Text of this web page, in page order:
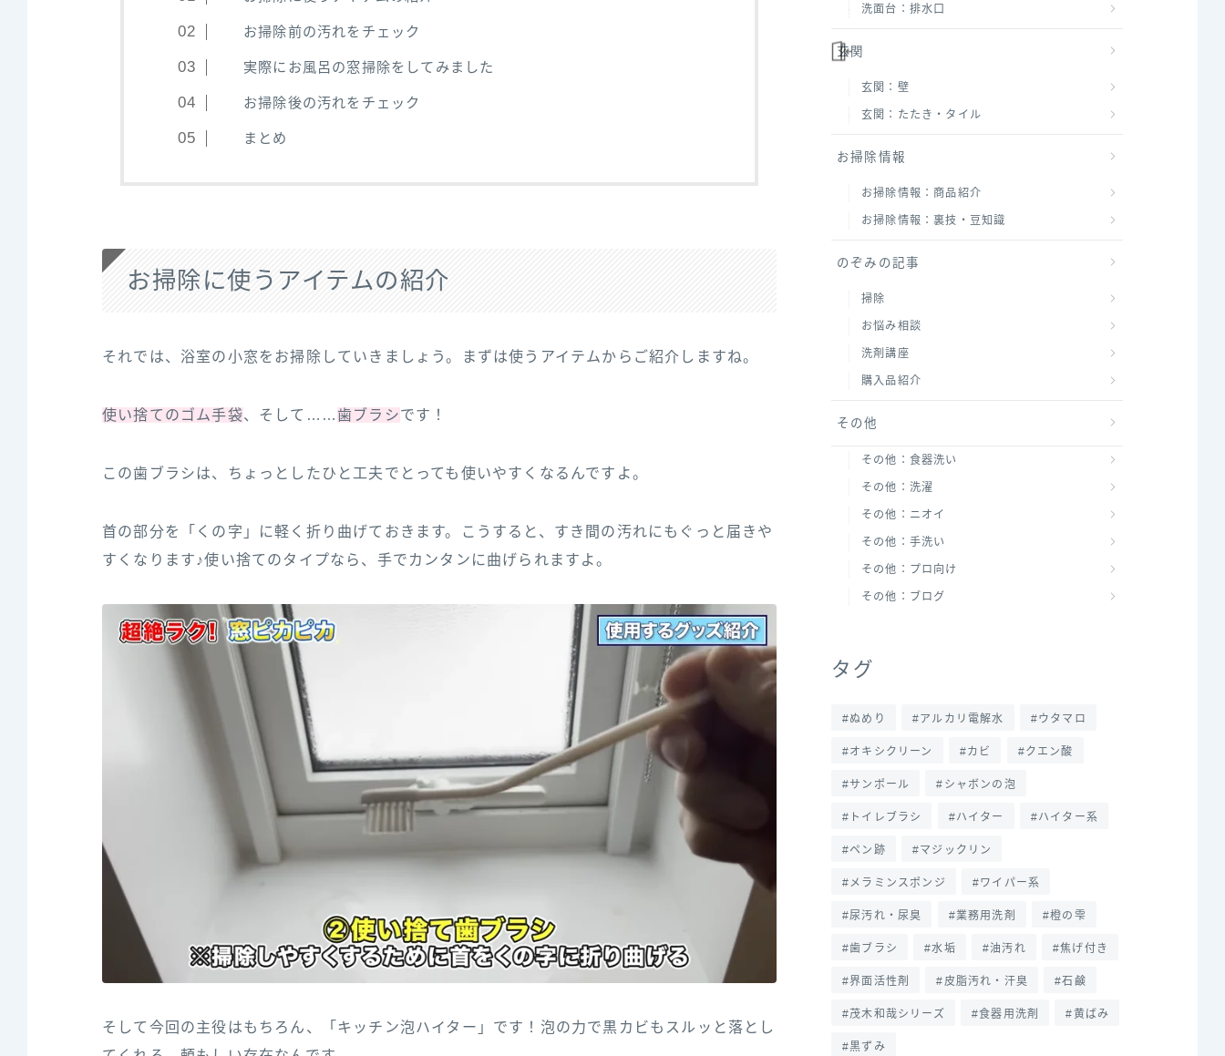
お掃除前の汚れをチェック
実際にお風呂の窓掃除をしてみました
お掃除後の汚れをチェック
まとめ
お掃除に使うアイテムの紹介
それでは、浴室の小窓をお掃除していきましょう。まずは使うアイテムからご紹介しますね。
使い捨てのゴム手袋、そして……歯ブラシです！
この歯ブラシは、ちょっとしたひと工夫でとっても使いやすくなるんですよ。
首の部分を「くの字」に軽く折り曲げておきます。こうすると、すき間の汚れにもぐっと届きや
すくなります♪使い捨てのタイプなら、手でカンタンに曲げられますよ。
そして今回の主役はもちろん、「キッチン泡ハイター」です！泡の力で黒カビもスルッと落とし
洗面台：排水口
玄関
玄関：壁
玄関：たたき・タイル
お掃除情報
お掃除情報：商品紹介
お掃除情報：裏技・豆知識
のぞみの記事
掃除
お悩み相談
洗剤講座
購入品紹介
その他
その他：食器洗い
その他：洗濯
その他：ニオイ
その他：手洗い
その他：プロ向け
その他：ブログ
タグ
ぬめり アルカリ電解水 ウタマロ
オキシクリーン カビ クエン酸
サンポール シャボンの泡
トイレブラシ ハイター ハイター系
ペン跡 マジックリン
メラミンスポンジ ワイパー系
尿汚れ・尿臭 業務用洗剤 橙の雫
歯ブラシ 水垢 油汚れ 焦げ付き
界面活性剤 皮脂汚れ・汗臭 石鹸
茂木和哉シリーズ 食器用洗剤 黄ばみ
黒ずみ